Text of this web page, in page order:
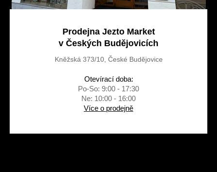
Prodejna Jezto Market
v Českých Budějovicích
Kněžská 373/10, České Budějovice
Otevírací doba:
Po-So: 9:00 - 17:30
Ne: 10:00 - 16:00
Více o prodejně